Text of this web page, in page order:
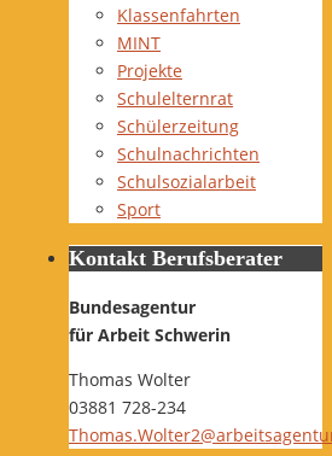
Klassenfahrten
MINT
Projekte
Schulelternrat
Schülerzeitung
Schulnachrichten
Schulsozialarbeit
Sport
Kontakt Berufsberater
Bundesagentur
für Arbeit Schwerin
Thomas Wolter
03881 728-234